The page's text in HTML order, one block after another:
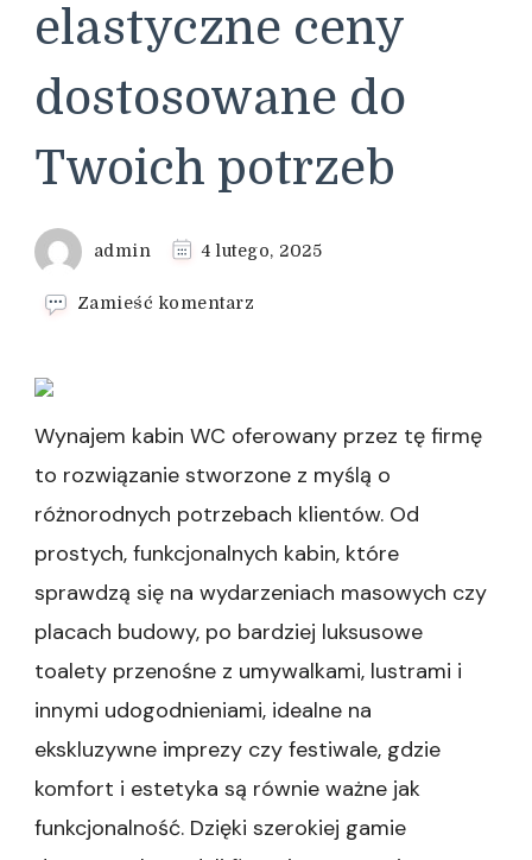
elastyczne ceny
dostosowane do
Twoich potrzeb
admin 4 lutego, 2025
Zamieść komentarz
elastyczne
ceny
dostosowane
do
potrzeb
Wynajem kabin WC oferowany przez tę firmę
to rozwiązanie stworzone z myślą o
różnorodnych potrzebach klientów. Od
prostych, funkcjonalnych kabin, które
sprawdzą się na wydarzeniach masowych czy
placach budowy, po bardziej luksusowe
toalety przenośne z umywalkami, lustrami i
innymi udogodnieniami, idealne na
ekskluzywne imprezy czy festiwale, gdzie
komfort i estetyka są równie ważne jak
funkcjonalność. Dzięki szerokiej gamie